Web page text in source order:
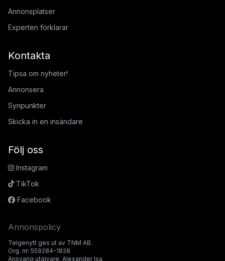
Annonsplatser
Experten förklarar
Kontakta
Tipsa om nyheter!
Annonsera
Synpunkter
Skicka in en insändare
Följ oss
Instagram
TikTok
Facebook
Annonspolicy
Telgenytt ges ut av TNM AB.
Org. nr: 559284-1828
Ansvarig utgivare: Alexander Isa